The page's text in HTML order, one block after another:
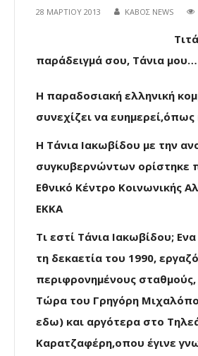
28 ΜΑΡΤΊΟΥ 2013 ΚΑΒΟΣ NEWS
Τιτάνιο
παράδειγμά σου, Τάνια μου…
Η παραδοσιακή ελληνική
συνεχίζει να
Η Τάνια Ιακωβίδου με την
συγκυβερνώντων ορίστηκε
Εθνικό Κέντρο Κοινωνικής
ΕΚΚΑ
Τι εστί Τάνια Ιακωβίδου;
τη δεκαετία του 1990,
περιφρονημένους
Τώρα του Γρηγόρη
εδω) και αργότερα στο
Καρατζαφέρη,οπου έγινε